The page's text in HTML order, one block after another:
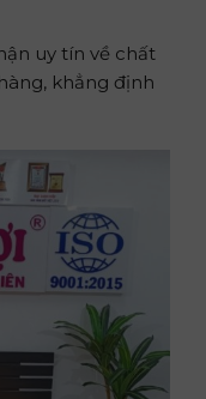
uy tín về chất
khẳng định